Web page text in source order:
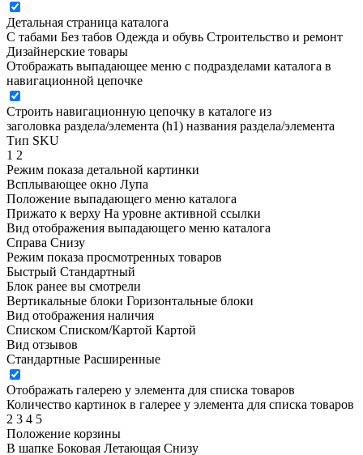
Детальная страница каталога
С табами Без табов Одежда и обувь Строительство и ремонт
Дизайнерские товары
Отображать выпадающее меню с подразделами каталога в
навигационной цепочке
Строить навигационную цепочку в каталоге из
заголовка раздела/элемента (h1) названия раздела/элемента
Тип SKU
1 2
Режим показа детальной картинки
Всплывающее окно Лупа
Положение выпадающего меню каталога
Прижато к верху На уровне активной ссылки
Вид отображения выпадающего меню каталога
Справа Снизу
Режим показа просмотренных товаров
Быстрый Стандартный
Блок ранее вы смотрели
Вертикальные блоки Горизонтальные блоки
Вид отображения наличия
Списком Списком/Картой Картой
Вид отзывов
Стандартные Расширенные
Отображать галерею у элемента для списка товаров
Количество картинок в галерее у элемента для списка товаров
2 3 4 5
Положение корзины
В шапке Боковая Летающая Снизу